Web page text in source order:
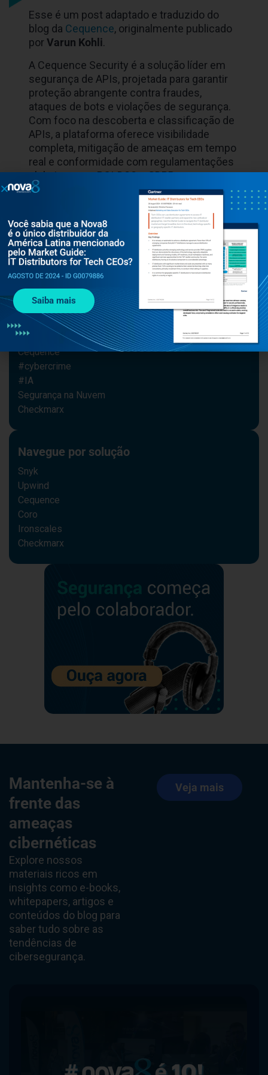
especialistas para saber mais!
Esse é um post adaptado e traduzido do
blog daCequence, originalmente publicado
por
A Cequence Security é a solução líder em
segurança de APIs, projetada para garantir
proteção abrangente contra fraudes,
ataques de bots e violações de segurança.
Com foco na descoberta e classificação de
APIs, a plataforma oferece visibilidade
completa, mitigação de ameaças em tempo
real e conformidade com regulamentações
globais, como PCI-DSS e GDPR.
APIs de telecomunicação,Cequence,nova8,proteção
contra fraudes
Navegue por tema
#cybersecurity
Notícias
Upwind
Cequence
#cybercrime
#IA
Segurança na Nuvem
Checkmarx
Navegue por solução
Ironscales
Checkmarx
Mantenha-se à
frente das
ameaças
saber tudo sobre as